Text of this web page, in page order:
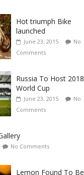
Hot triumph Bike
launched
June 23, 2015
No
Comments
Russia To Host 2018
World Cup
June 23, 2015
No
Comments
No Comments
Lemon Found To Be